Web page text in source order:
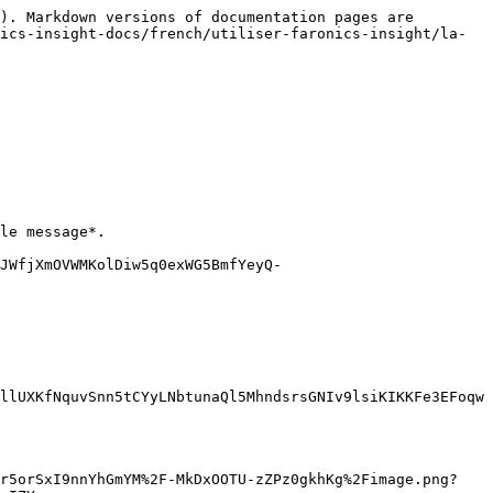
versions of documentation pages are
insight-docs/french/utiliser-faronics-insight/la-
message*.
MkDxOOTU-zZPz0gkhKg%2Fimage.png?